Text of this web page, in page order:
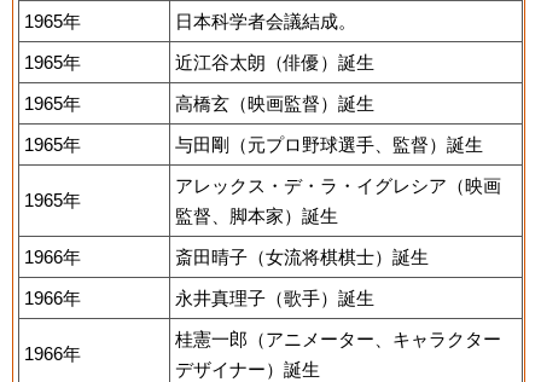
1965年
日本科学者会議結成。
1965年
近江谷太朗（俳優）誕生
1965年
高橋玄（映画監督）誕生
1965年
与田剛（元プロ野球選手、監督）誕生
1965年
アレックス・デ・ラ・イグレシア（映画
監督、脚本家）誕生
1966年
斎田晴子（女流将棋棋士）誕生
1966年
永井真理子（歌手）誕生
1966年
桂憲一郎（アニメーター、キャラクター
デザイナー）誕生